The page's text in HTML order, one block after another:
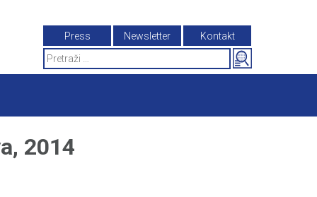
Press Newsletter
Kontakt
Search
for:
2014